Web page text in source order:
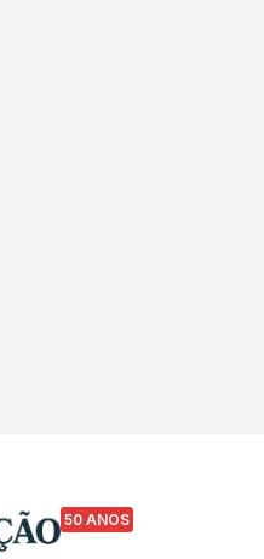
50 ANOS